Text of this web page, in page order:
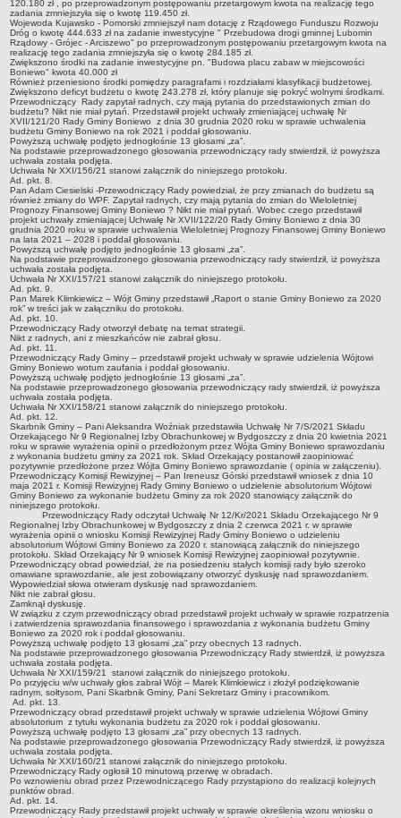
PRAWO LOKALNE
Statut
Uchwały
Projekty uchwał
Zarządzenia
Protokoły
Opłaty i podatki
Zagospodarowanie przestrzenne
Obwieszczenia,Zawiadomienia, sprawozdania ochrony środowiska
Decyzje o środowiskowych uwarunkowaniach
REWITALIZACJA GMINY BONIEWO
PPWOW
Aktualności
konkursy
Podręcznik PPWOW
Plan działania
Strategia Rozwiązywania Problemów Społecznych
Lista osób kluczowych
Lista aktywności społecznych
Lista lokalnych liderów
Podmioty uprawnione do świadczenia usług integracji społecznej
Podmioty realizujące usługi integracji społecznej w 2009
Wykaz usług społecznych
Plan utrwalania rezultatów
FUNDUSZ WSPARCIA
MIENIE KOMUNALNE
2006
2007
2008
2010
2009
POMOC PUBLICZNA
PUBLICZNIE DOSTĘPNY WYKAZ DANYCH ZAWIERAJĄCYCH INFORMACJE O
ŚRODOWISKU I JEGO OCHRONIE
Pliki do pobrania
Udostepnianie informacji o środowisku
Informacja o wykazie
120.180 zł , po przeprowadzonym postępowaniu przetargowym kwota na realizację tego
zadania zmniejszyła się o kwotę 119.450 zł.
Wojewoda Kujawsko - Pomorski zmniejszył nam dotację z Rządowego Funduszu Rozwoju
Dróg o kwotę 444.633 zł na zadanie inwestycyjne " Przebudowa drogi gminnej Lubomin
Rządowy - Grójec - Arciszewo" po przeprowadzonym postępowaniu przetargowym kwota na
realizację tego zadania zmniejszyła się o kwotę 284.185 zł.
Zwiększono środki na zadanie inwestycyjne pn. "Budowa placu zabaw w miejscowości
Boniewo" kwota 40.000 zł
Również przeniesiono środki pomiędzy paragrafami i rozdziałami klasyfikacji budżetowej.
Zwiększono deficyt budżetu o kwotę 243.278 zł, który planuje się pokryć wolnymi środkami.
Przewodniczący Rady zapytał radnych, czy mają pytania do przedstawionych zmian do
budżetu? Nikt nie miał pytań. Przedstawił projekt uchwały zmieniającej uchwałę Nr
XVII/121/20 Rady Gminy Boniewo z dnia 30 grudnia 2020 roku w sprawie uchwalenia
budżetu Gminy Boniewo na rok 2021 i poddał głosowaniu.
Powyższą uchwałę podjęto jednogłośnie 13 głosami „za”.
Na podstawie przeprowadzonego głosowania przewodniczący rady stwierdził, iż powyższa
uchwała została podjęta.
Uchwała Nr XXI/156/21 stanowi załącznik do niniejszego protokołu.
Ad. pkt. 8.
Pan Adam Ciesielski -Przewodniczący Rady powiedział, że przy zmianach do budżetu są
również zmiany do WPF. Zapytał radnych, czy mają pytania do zmian do Wieloletniej
Prognozy Finansowej Gminy Boniewo ? Nikt nie miał pytań. Wobec czego przedstawił
projekt uchwały zmieniającej Uchwałę Nr XVII/122/20 Rady Gminy Boniewo z dnia 30
grudnia 2020 roku w sprawie uchwalenia Wieloletniej Prognozy Finansowej Gminy Boniewo
na lata 2021 – 2028 i poddał głosowaniu.
Powyższą uchwałę podjęto jednogłośnie 13 głosami „za”.
Na podstawie przeprowadzonego głosowania przewodniczący rady stwierdził, iż powyższa
uchwała została podjęta.
Uchwała Nr XXI/157/21 stanowi załącznik do niniejszego protokołu.
Ad. pkt. 9.
Pan Marek Klimkiewicz – Wójt Gminy przedstawił „Raport o stanie Gminy Boniewo za 2020
rok” w treści jak w załączniku do protokołu.
Ad. pkt. 10.
Przewodniczący Rady otworzył debatę na temat strategii.
Nikt z radnych, ani z mieszkańców nie zabrał głosu.
Ad. pkt. 11.
Przewodniczący Rady Gminy – przedstawił projekt uchwały w sprawie udzielenia Wójtowi
Gminy Boniewo wotum zaufania i poddał głosowaniu.
Powyższą uchwałę podjęto jednogłośnie 13 głosami „za”.
Na podstawie przeprowadzonego głosowania przewodniczący rady stwierdził, iż powyższa
uchwała została podjęta.
Uchwała Nr XXI/158/21 stanowi załącznik do niniejszego protokołu.
Ad. pkt. 12.
Skarbnik Gminy – Pani Aleksandra Woźniak przedstawiła Uchwałę Nr 7/S/2021 Składu
Orzekającego Nr 9 Regionalnej Izby Obrachunkowej w Bydgoszczy z dnia 20 kwietnia 2021
roku w sprawie wyrażenia opinii o przedłożonym przez Wójta Gminy Boniewo sprawozdaniu
z wykonania budżetu gminy za 2021 rok. Skład Orzekający postanowił zaopiniować
pozytywnie przedłożone przez Wójta Gminy Boniewo sprawozdanie ( opinia w załączeniu).
Przewodniczący Komisji Rewizyjnej – Pan Ireneusz Górski przedstawił wniosek z dnia 10
maja 2021 r. Komisji Rewizyjnej Rady Gminy Boniewo o udzielenie absolutorium Wójtowi
Gminy Boniewo za wykonanie budżetu Gminy za rok 2020 stanowiący załącznik do
niniejszego protokołu.
Przewodniczący Rady odczytał Uchwałę Nr 12/Kr/2021 Składu Orzekającego Nr 9
Regionalnej Izby Obrachunkowej w Bydgoszczy z dnia 2 czerwca 2021 r. w sprawie
wyrażenia opinii o wniosku Komisji Rewizyjnej Rady Gminy Boniewo o udzieleniu
absolutorium Wójtowi Gminy Boniewo za 2020 r. stanowiącą załącznik do niniejszego
protokołu. Skład Orzekający Nr 9 wniosek Komisji Rewizyjnej zaopiniował pozytywnie.
Przewodniczący obrad powiedział, że na posiedzeniu stałych komisji rady było szeroko
omawiane sprawozdanie, ale jest zobowiązany otworzyć dyskusję nad sprawozdaniem.
Wypowiedział słowa otwieram dyskusję nad sprawozdaniem.
Nikt nie zabrał głosu.
Zamknął dyskusję.
W związku z czym przewodniczący obrad przedstawił projekt uchwały w sprawie rozpatrzenia
i zatwierdzenia sprawozdania finansowego i sprawozdania z wykonania budżetu Gminy
Boniewo za 2020 rok i poddał głosowaniu.
Powyższą uchwałę podjęto 13 głosami „za” przy obecnych 13 radnych.
Na podstawie przeprowadzonego głosowania Przewodniczący Rady stwierdził, iż powyższa
uchwała została podjęta.
Uchwała Nr XXI/159/21 stanowi załącznik do niniejszego protokołu.
Po przyjęciu w/w uchwały głos zabrał Wójt – Marek Klimkiewicz i złożył podziękowanie
radnym, sołtysom, Pani Skarbnik Gminy, Pani Sekretarz Gminy i pracownikom.
Ad. pkt. 13.
Przewodniczący obrad przedstawił projekt uchwały w sprawie udzielenia Wójtowi Gminy
absolutorium z tytułu wykonania budżetu za 2020 rok i poddał głosowaniu.
Powyższą uchwałę podjęto 13 głosami „za” przy obecnych 13 radnych.
Na podstawie przeprowadzonego głosowania Przewodniczący Rady stwierdził, iż powyższa
uchwała została podjęta.
Uchwała Nr XXI/160/21 stanowi załącznik do niniejszego protokołu.
Przewodniczący Rady ogłosił 10 minutową przerwę w obradach.
Po wznowieniu obrad przez Przewodniczącego Rady przystąpiono do realizacji kolejnych
punktów obrad.
Ad. pkt. 14.
Przewodniczący Rady przedstawił projekt uchwały w sprawie określenia wzoru wniosku o